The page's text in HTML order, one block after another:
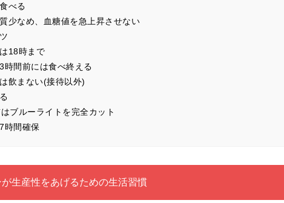
べる
少なめ、血糖値を急上昇させない
18時まで
時間前には食べ終える
飲まない(接待以外)
ブルーライトを完全カット
時間確保
生産性をあげるための生活習慣